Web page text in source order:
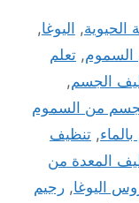
الحيوية, اليوغا,
, تعلم
الجسم,
من السموم
, تنظيف
المعدة من
اليوغا, رجيم